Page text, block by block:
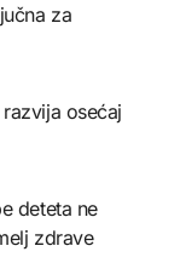
za
osećaj
deteta ne
zdrave